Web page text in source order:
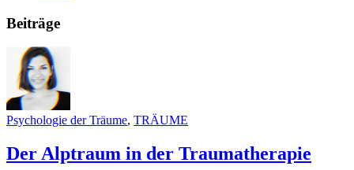
Beiträge
Psychologie der Träume, TRÄUME
Der Alptraum in der Traumatherapie